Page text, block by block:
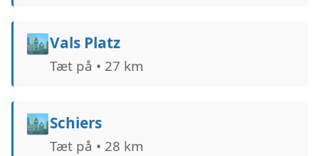
🏙️Vals Platz
Tæt på • 27 km
🏙️Schiers
Tæt på • 28 km